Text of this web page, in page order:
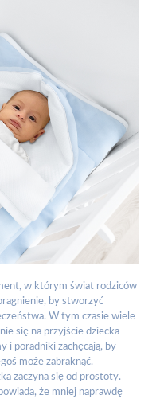
w którym świat rodziców
by stworzyć
W tym czasie wiele
się na przyjście dziecka
i poradniki zachęcają, by
może zabraknąć.
zaczyna się od prostoty.
że mniej naprawdę